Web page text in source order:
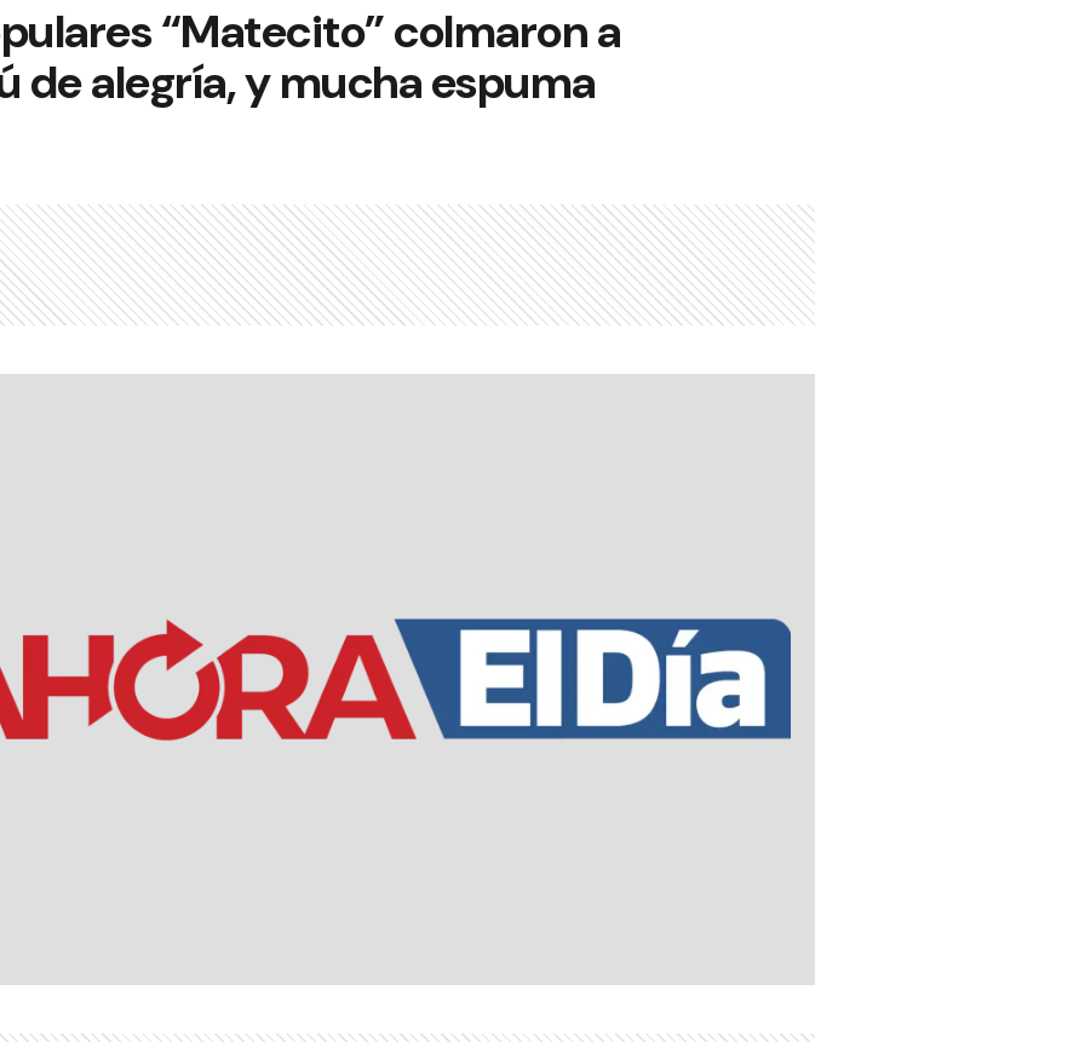
“Matecito” colmaron a
de alegría, y mucha espuma